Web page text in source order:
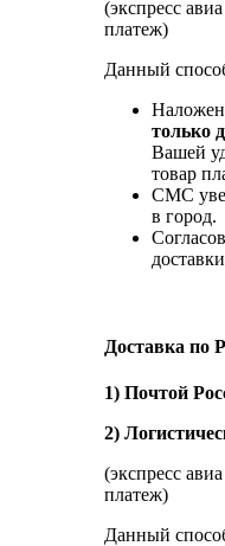
(экспресс
платеж)
Данный
только
Вашей
товар
СМС
в город.
Доставка по
1) Почтой
2)
(экспресс
платеж)
Данный